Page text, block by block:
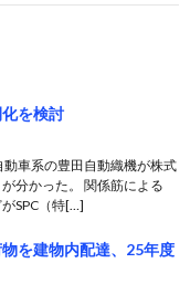
を検討
動車系の豊田自動織機が株式
分かった。 関係筋による
SPC（特[…]
を建物内配達、25年度